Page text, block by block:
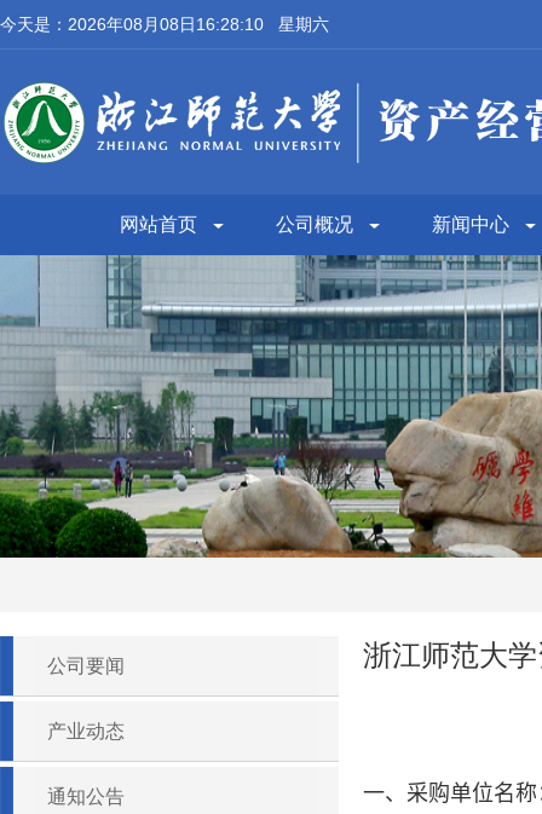
今天是：2026年08月08日16:28:11 星期六
网站首页 公司概况 新闻中心
公司要闻
产业动态
通知公告
浙江师范大
一、采购单位名